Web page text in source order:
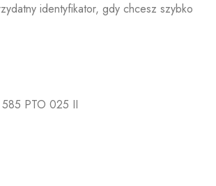
identyfikator, gdy chcesz szybko
585 PTO 025 II